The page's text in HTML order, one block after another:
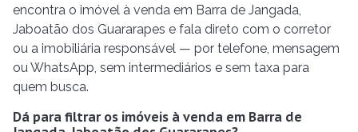
encontra o imóvel à venda em Barra de Jangada,
Jaboatão dos Guararapes e fala direto com o corretor
ou a imobiliária responsável — por telefone, mensagem
ou WhatsApp, sem intermediários e sem taxa para
quem busca.
Dá para filtrar os imóveis à venda em Barra de